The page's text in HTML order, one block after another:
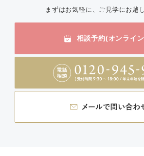
まずはお気軽に、ご見学にお越
相談予約(オンライ